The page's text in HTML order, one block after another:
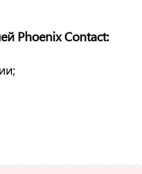
Phoenix Contact: